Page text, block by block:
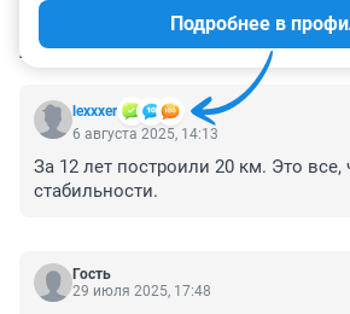
КОММЕНТАРИИ 133
lexxxer
Подробнее в
6 августа 2025, 14:13
За 12 лет построили 20 км. Это все,
стабильности.
Гость
29 июля 2025, 17:48